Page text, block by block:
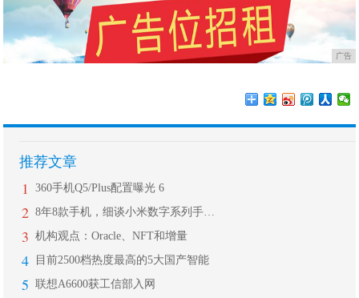
广告
推荐文章
1 360手机Q5/Plus配置曝光 6
2 8年8款手机，细谈小米数字系列手机的
3 机构观点：Oracle、NFT和增量
4 目前2500档热度最高的5大国产智能
5 联想A6600获工信部入网